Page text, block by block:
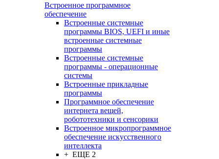
Встроенное программное
обеспечение
Встроенные системные
программы BIOS, UEFI и иные
встроенные системные
программы
Встроенные системные
программы - операционные
системы
Встроенные прикладные
программы
Программное обеспечение
интернета вещей,
робототехники и сенсорики
Встроенное микропрограммное
обеспечение искусственного
интеллекта
+ ЕЩЕ 2